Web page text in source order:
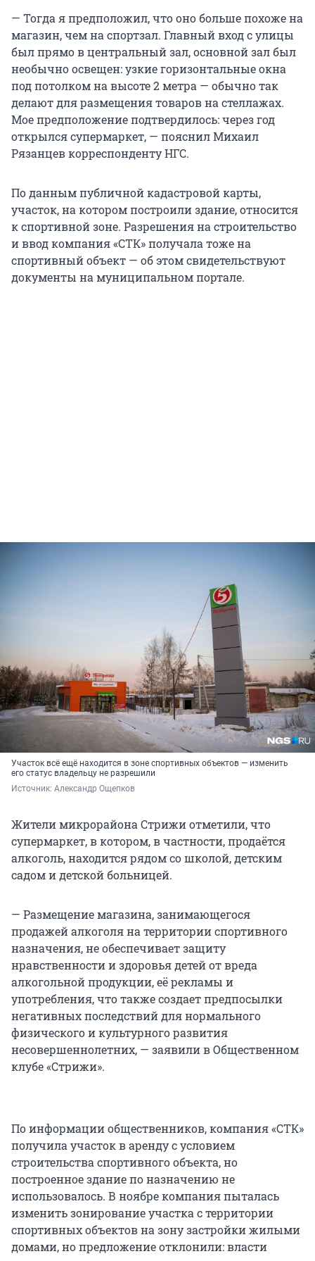
— Тогда я предположил, что оно больше похоже на
магазин, чем на спортзал. Главный вход с улицы
был прямо в центральный зал, основной зал был
необычно освещен: узкие горизонтальные окна
под потолком на высоте 2 метра — обычно так
делают для размещения товаров на стеллажах.
Мое предположение подтвердилось: через год
открылся супермаркет, — пояснил Михаил
Рязанцев корреспонденту НГС.
По данным публичной кадастровой карты,
участок, на котором построили здание, относится
к спортивной зоне. Разрешения на строительство
и ввод компания «СТК» получала тоже на
спортивный объект — об этом свидетельствуют
документы на муниципальном портале.
Участок всё ещё находится в зоне спортивных объектов — изменить
его статус владельцу не разрешили
Источник: Александр Ощепков
Жители микрорайона Стрижи отметили, что
супермаркет, в котором, в частности, продаётся
алкоголь, находится рядом со школой, детским
садом и детской больницей.
— Размещение магазина, занимающегося
продажей алкоголя на территории спортивного
назначения, не обеспечивает защиту
нравственности и здоровья детей от вреда
алкогольной продукции, её рекламы и
употребления, что также создает предпосылки
негативных последствий для нормального
физического и культурного развития
несовершеннолетних, — заявили в Общественном
клубе «Стрижи».
По информации общественников, компания «СТК»
получила участок в аренду с условием
строительства спортивного объекта, но
построенное здание по назначению не
использовалось. В ноябре компания пыталась
изменить зонирование участка с территории
спортивных объектов на зону застройки жилыми
домами, но предложение отклонили: власти